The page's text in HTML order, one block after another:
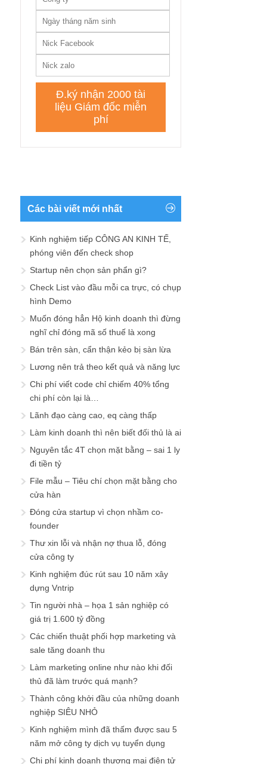
Các bài viết mới nhất
Kinh nghiệm tiếp CÔNG AN KINH TẾ,
phóng viên đến check shop
Startup nên chọn sản phẩn gì?
Check List vào đầu mỗi ca trực, có chụp
hình Demo
Muốn đóng hẳn Hộ kinh doanh thì đừng
nghĩ chỉ đóng mã số thuế là xong
Bán trên sàn, cẩn thận kẻo bị sàn lừa
Lương nên trả theo kết quả và năng lực
Chi phí viết code chỉ chiếm 40% tổng
chi phí còn lại là…
Lãnh đạo càng cao, eq càng thấp
Làm kinh doanh thì nên biết đối thủ là ai
Nguyên tắc 4T chọn mặt bằng – sai 1 ly
đi tiền tỷ
File mẫu – Tiêu chí chọn mặt bằng cho
cửa hàn
Đóng cửa startup vì chọn nhầm co-
founder
Thư xin lỗi và nhận nợ thua lỗ, đóng
cửa công ty
Kinh nghiệm đúc rút sau 10 năm xây
dựng Vntrip
Tin người nhà – họa 1 sản nghiệp có
giá trị 1.600 tỷ đồng
Các chiến thuật phối hợp marketing và
sale tăng doanh thu
Làm marketing online như nào khi đối
thủ đã làm trước quá mạnh?
Thành công khởi đầu của những doanh
nghiệp SIÊU NHỎ
Kinh nghiệm mình đã thấm được sau 5
năm mở công ty dịch vụ tuyển dụng
Chi phí kinh doanh thương mại điện tử